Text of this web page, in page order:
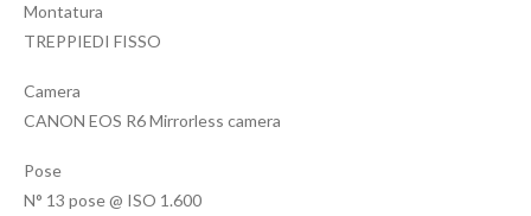
Montatura
TREPPIEDI FISSO
Camera
CANON EOS R6 Mirrorless camera
Pose
N° 13 pose @ ISO 1.600